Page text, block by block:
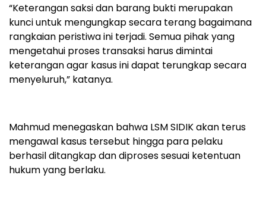
“Keterangan saksi dan barang bukti merupakan
kunci untuk mengungkap secara terang bagaimana
rangkaian peristiwa ini terjadi. Semua pihak yang
mengetahui proses transaksi harus dimintai
keterangan agar kasus ini dapat terungkap secara
menyeluruh,” katanya.
Mahmud menegaskan bahwa LSM SIDIK akan terus
mengawal kasus tersebut hingga para pelaku
berhasil ditangkap dan diproses sesuai ketentuan
hukum yang berlaku.